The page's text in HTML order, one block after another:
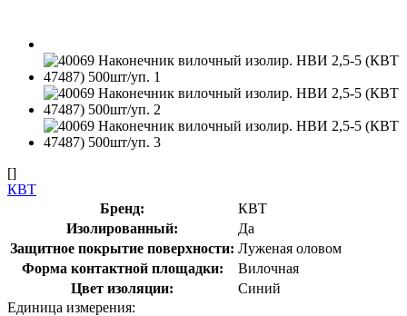
[]
КВТ
Бренд:
КВТ
Изолированный:
Да
Защитное покрытие поверхности: Луженая оловом
Форма контактной площадки:
Вилочная
Цвет изоляции:
Синий
Единица измерения: